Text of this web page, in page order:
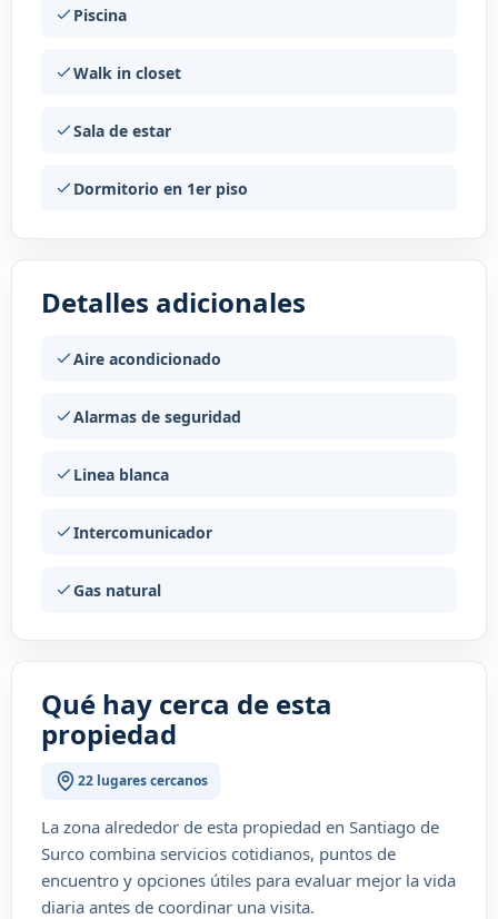
Piscina
Walk in closet
Sala de estar
Dormitorio en 1er piso
Detalles adicionales
Aire acondicionado
Alarmas de seguridad
Linea blanca
Intercomunicador
Gas natural
Qué hay cerca de esta
propiedad
22 lugares cercanos
La zona alrededor de esta propiedad en Santiago de
Surco combina servicios cotidianos, puntos de
encuentro y opciones útiles para evaluar mejor la vida
diaria antes de coordinar una visita.